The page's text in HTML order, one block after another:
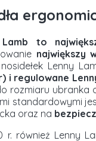
Lamb to
największy
Lenny
i regulowane
rozmiaru ubranka
standardowymi
oraz na
r. również Lenny